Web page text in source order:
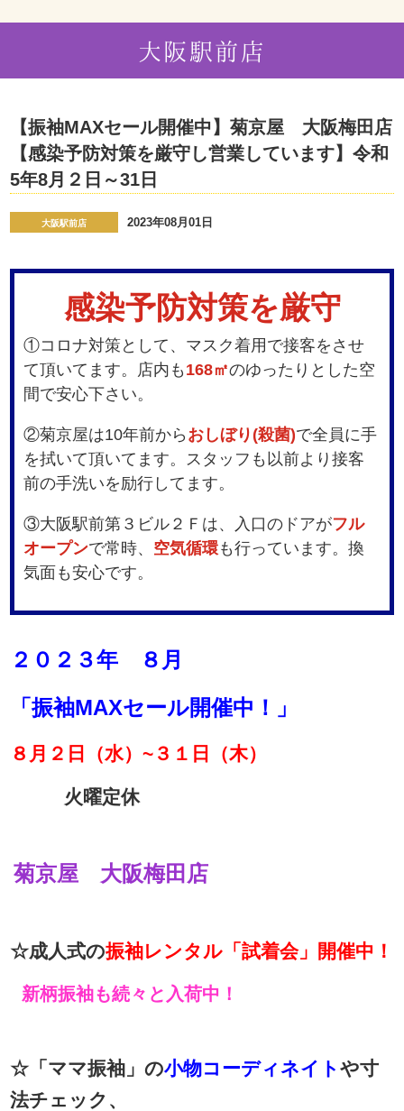
大阪駅前店
【振袖MAXセール開催中】菊京屋 大阪梅田店
【感染予防対策を厳守し営業しています】令和
5年8月２日～31日
大阪駅前店 2023年08月01日
感染予防対策を厳守
①コロナ対策として、マスク着用で接客をさせ
て頂いてます。店内も 168㎡のゆったりとした空
間で安心下さい。
②菊京屋は10年前から おしぼり(殺菌)で全員に手
を拭いて頂いてます。スタッフも以前より接客
前の手洗いを励行してます。
③大阪駅前第３ビル２Ｆは、入口のドアがフル
オープンで常時、 空気循環も行っています。換
気面も安心です。
２０２３年 ８月
「振袖MAXセール開催中！」
８月２日（水）~３１日（木）
火曜定休
菊京屋 大阪梅田店
☆成人式の振袖レンタル「試着会」開催中！
新柄振袖も続々と入荷中！
☆「ママ振袖」の小物コーディネイトや寸
法チェック、